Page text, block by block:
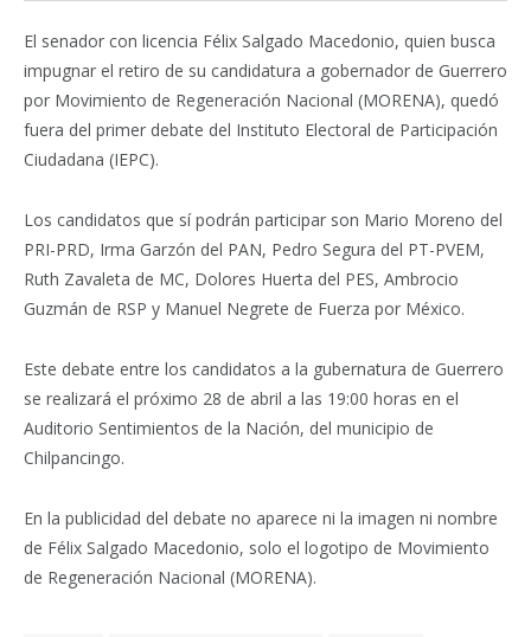
El senador con licencia Félix Salgado Macedonio, quien busca
impugnar el retiro de su candidatura a gobernador de Guerrero
por Movimiento de Regeneración Nacional (MORENA), quedó
fuera del primer debate del Instituto Electoral de Participación
Ciudadana (IEPC).
Los candidatos que sí podrán participar son Mario Moreno del
PRI-PRD, Irma Garzón del PAN, Pedro Segura del PT-PVEM,
Ruth Zavaleta de MC, Dolores Huerta del PES, Ambrocio
Guzmán de RSP y Manuel Negrete de Fuerza por México.
Este debate entre los candidatos a la gubernatura de Guerrero
se realizará el próximo 28 de abril a las 19:00 horas en el
Auditorio Sentimientos de la Nación, del municipio de
Chilpancingo.
En la publicidad del debate no aparece ni la imagen ni nombre
de Félix Salgado Macedonio, solo el logotipo de Movimiento
de Regeneración Nacional (MORENA).